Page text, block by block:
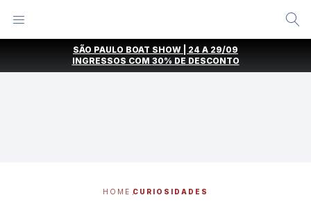
SÃO PAULO BOAT SHOW | 24 A 29/09
INGRESSOS COM 30% DE DESCONTO
HOME CURIOSIDADES